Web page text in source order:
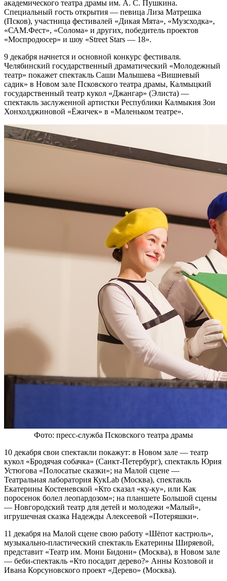
академического театра драмы им. А. С. Пушкина.
Специальный гость открытия — певица Лиза Матрешка
(Псков), участница фестивалей «Дикая Мята», «Музсходка»,
«САМ.Фест», «Солома» и других, победитель проектов
«Моспродюсер» и шоу «Street Stars — 18».
9 декабря начнется и основной конкурс фестиваля.
Челябинский государственный драматический «Молодежный
театр» покажет спектакль Саши Малышева «Вишневый
садик» в Новом зале Псковского театра драмы, Калмыцкий
государственный театр кукол «Джангар» (Элиста) —
спектакль заслуженной артистки Республики Калмыкия Зои
Хонхолджиновой «Ёжичек» в «Маленьком театре».
Фото: пресс-служба Псковского театра драмы
10 декабря свои спектакли покажут: в Новом зале — театр
кукол «Бродячая собачка» (Санкт-Петербург), спектакль Юрия
Устюгова «Полосатые сказки»; на Малой сцене —
Театральная лаборатория КукLab (Москва), спектакль
Екатерины Костеневской «Кто сказал «ку-ку», или Как
поросенок болел леопардозом»; на планшете Большой сцены
— Новгородский театр для детей и молодежи «Малый»,
игрушечная сказка Надежды Алексеевой «Потеряшки».
11 декабря на Малой сцене свою работу «Шёпот кастрюль»,
музыкально-пластический спектакль Екатерины Ширяевой,
представит «Театр им. Мони Бидони» (Москва), в Новом зале
— беби-спектакль «Кто посадит дерево?» Анны Козловой и
Ивана Корсуновского проект «Дерево» (Москва).